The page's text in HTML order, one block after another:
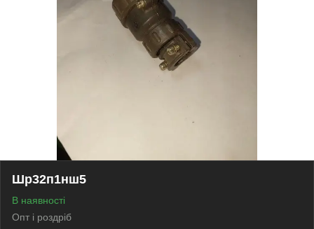
Шр32п1нш5
В наявності
Опт і роздріб